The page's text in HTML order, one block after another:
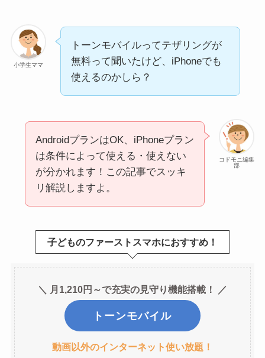
小学生ママ
トーンモバイルってテザリングが
無料って聞いたけど、iPhoneでも
使えるのかしら？
コドモニ編集
部
AndroidプランはOK、iPhoneプラン
は条件によって使える・使えない
が分かれます！この記事でスッキ
リ解説しますよ。
子どものファーストスマホにおすすめ！
＼ 月1,210円～で充実の見守り機能搭載！ ／
トーンモバイル
動画以外のインターネット使い放題！